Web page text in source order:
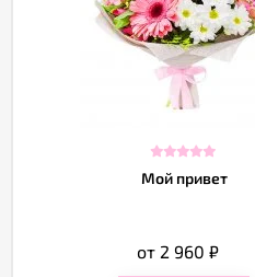
Мой привет
от 2 960 ₽